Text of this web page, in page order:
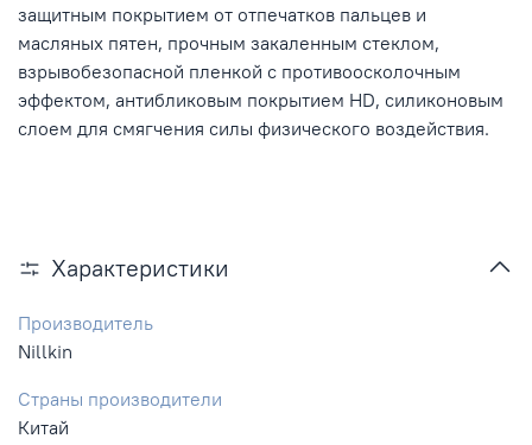
защитным покрытием от отпечатков пальцев и
масляных пятен, прочным закаленным стеклом,
взрывобезопасной пленкой с противоосколочным
эффектом, антибликовым покрытием HD, силиконовым
слоем для смягчения силы физического воздействия.
Характеристики
Производитель
Nillkin
Страны производители
Китай